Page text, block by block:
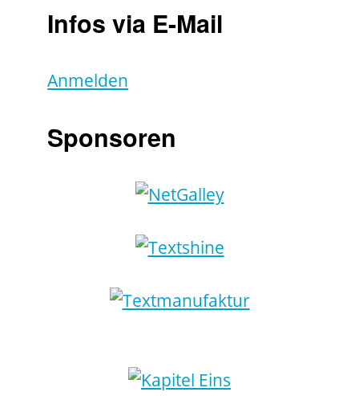
Infos via E-Mail
Anmelden
Sponsoren